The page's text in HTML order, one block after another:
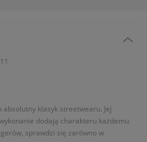
klasyk streetwearu. Jej
dodają charakteru każdemu
sprawdzi się zarówno w